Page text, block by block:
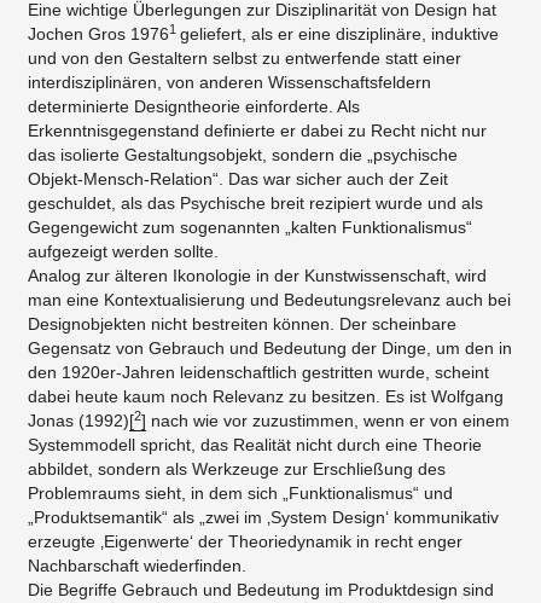
Eine wichtige Überlegungen zur Disziplinarität von Design hat
Jochen Gros 19761 geliefert, als er eine disziplinäre, induktive
und von den Gestaltern selbst zu entwerfende statt einer
interdisziplinären, von anderen Wissenschaftsfeldern
determinierte Designtheorie einforderte. Als
Erkenntnisgegenstand definierte er dabei zu Recht nicht nur
das isolierte Gestaltungsobjekt, sondern die „psychische
Objekt-Mensch-Relation“. Das war sicher auch der Zeit
geschuldet, als das Psychische breit rezipiert wurde und als
Gegengewicht zum sogenannten „kalten Funktionalismus“
aufgezeigt werden sollte.
Analog zur älteren Ikonologie in der Kunstwissenschaft, wird
man eine Kontextualisierung und Bedeutungsrelevanz auch bei
Designobjekten nicht bestreiten können. Der scheinbare
Gegensatz von Gebrauch und Bedeutung der Dinge, um den in
den 1920er-Jahren leidenschaftlich gestritten wurde, scheint
dabei heute kaum noch Relevanz zu besitzen. Es ist Wolfgang
Jonas (1992)[2] nach wie vor zuzustimmen, wenn er von einem
Systemmodell spricht, das Realität nicht durch eine Theorie
abbildet, sondern als Werkzeuge zur Erschließung des
Problemraums sieht, in dem sich „Funktionalismus“ und
„Produktsemantik“ als „zwei im ‚System Design‘ kommunikativ
erzeugte ‚Eigenwerte‘ der Theoriedynamik in recht enger
Nachbarschaft wiederfinden.
Die Begriffe Gebrauch und Bedeutung im Produktdesign sind